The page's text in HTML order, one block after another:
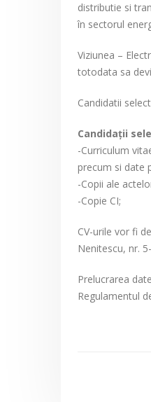
distributie si
în sectorul
Viziunea –
totodata sa
Candidatii
Candidaţii
-Curriculum
precum si date
-Copii ale
-Copie CI;
CV-urile vor fi
Nenitescu, nr.
Prelucrarea
Regulamentul